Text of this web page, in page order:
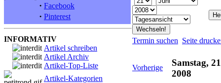
· Facebook
· Pinterest
INFORMATIV
Artikel schreiben
Artikel Archiv
Artikel-Top-Liste
Artikel-Kategorien
Termin suchen Seite
Vorherige
Samstag,
2008